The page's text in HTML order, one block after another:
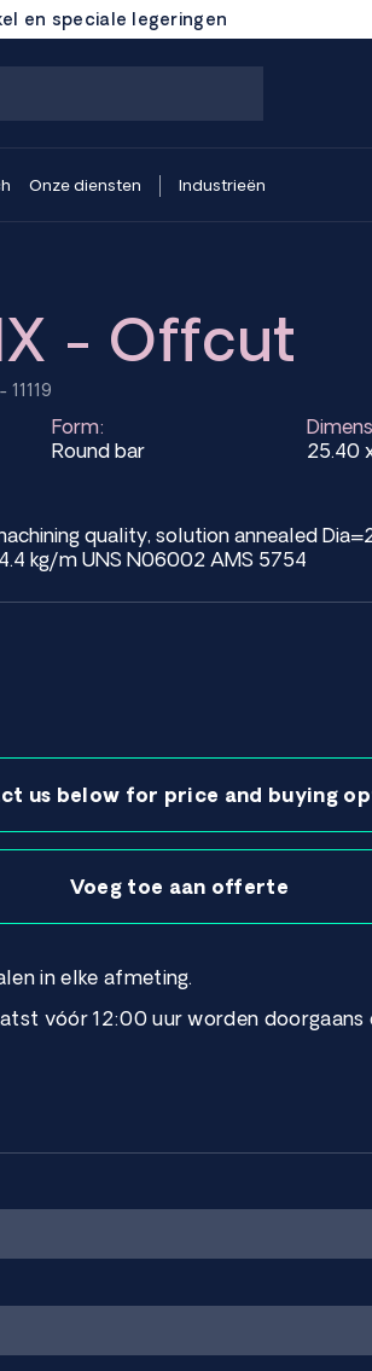
en speciale legeringen
Onze diensten Industrieën
- Offcut
Form:
Round bar
25.40
quality, solution annealed
kg/m UNS N06002 AMS 5754
us below for price and buying
Voeg toe aan offerte
in elke afmeting.
vóór 12:00 uur worden doorgaans